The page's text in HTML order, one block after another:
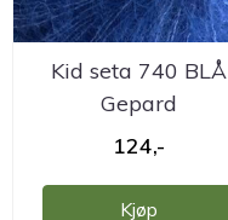
Kid seta 740 BLÅ
Gepard
124,-
Kjøp